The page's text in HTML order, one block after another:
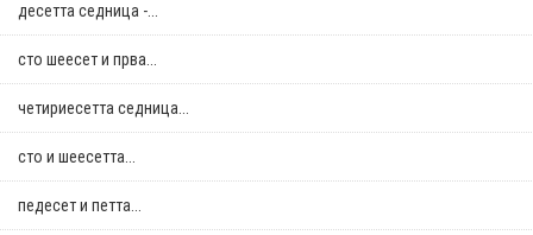
десетта седница -...
сто шеесет и прва...
четириесетта седница...
сто и шеесетта...
педесет и петта...